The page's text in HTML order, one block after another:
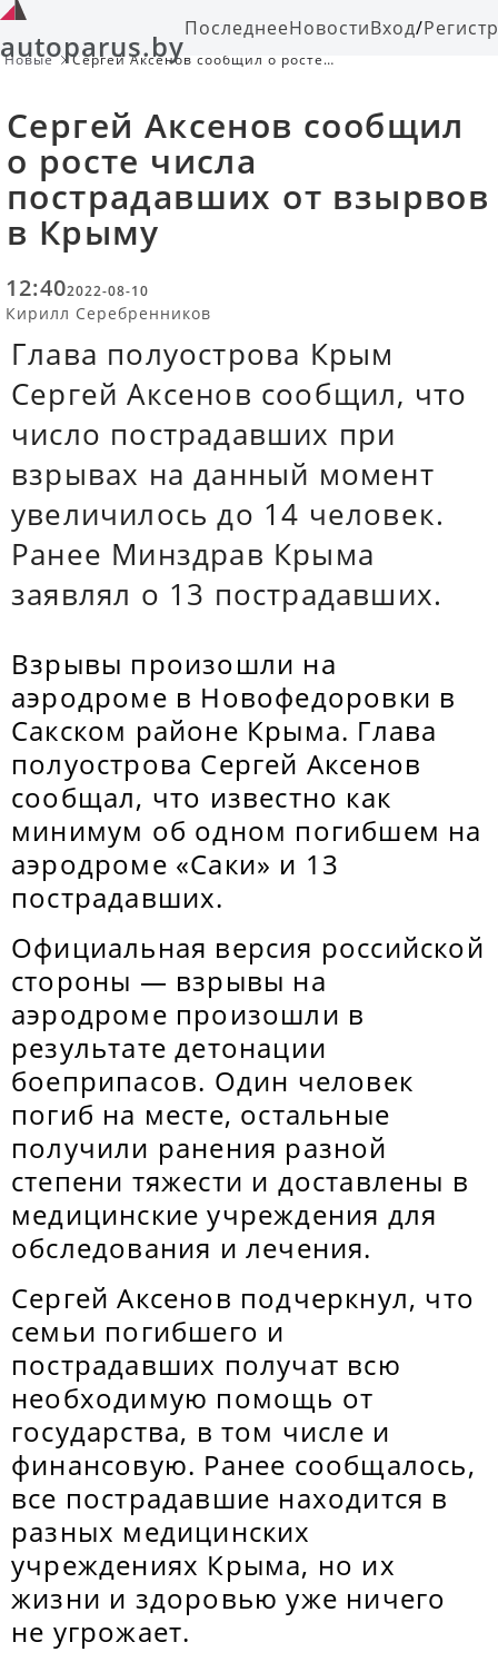
autoparus.byПоследнееНовостиВход/
Новые
Сергей Аксенов сообщил о росте
Сергей Аксенов сообщил
о росте числа
пострадавших от взырвов
в Крыму
12:402022-08-10
Кирилл Серебренников
Глава полуострова Крым
Сергей Аксенов сообщил, что
число пострадавших при
взрывах на данный момент
увеличилось до 14 человек.
Ранее Минздрав Крыма
заявлял о 13 пострадавших.
Взрывы произошли на
аэродроме в Новофедоровки в
Сакском районе Крыма. Глава
полуострова Сергей Аксенов
сообщал, что известно как
минимум об одном погибшем на
аэродроме «Саки» и 13
пострадавших.
Официальная версия российской
стороны — взрывы на
аэродроме произошли в
результате детонации
боеприпасов. Один человек
погиб на месте, остальные
получили ранения разной
степени тяжести и доставлены в
медицинские учреждения для
обследования и лечения.
Сергей Аксенов подчеркнул, что
семьи погибшего и
пострадавших получат всю
необходимую помощь от
государства, в том числе и
финансовую. Ранее сообщалось,
все пострадавшие находится в
разных медицинских
учреждениях Крыма, но их
жизни и здоровью уже ничего
не угрожает.